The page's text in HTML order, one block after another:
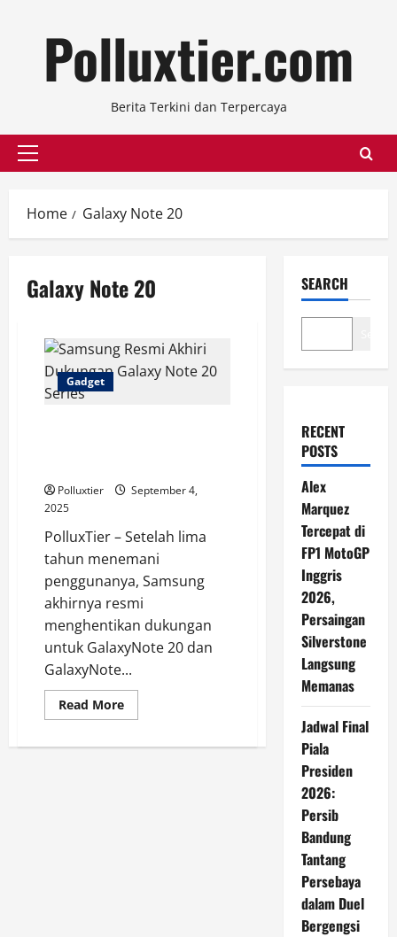
Polluxtier.com
Berita Terkini dan Terpercaya
Primary
Home Galaxy Note 20
Galaxy Note 20
Gadget
Polluxtier
September 4,
2025
PolluxTier – Setelah lima
tahun menemani
penggunanya, Samsung
akhirnya resmi
menghentikan dukungan
untuk GalaxyNote 20 dan
GalaxyNote...
Read MoreRead
more
Resmi
SEARCH
RECENT
POSTS
Alex
Marquez
Tercepat di
FP1 MotoGP
Inggris
2026,
Persaingan
Silverstone
Langsung
Memanas
Jadwal Final
Piala
Presiden
2026:
Persib
Bandung
Tantang
Persebaya
dalam Duel
Bergengsi